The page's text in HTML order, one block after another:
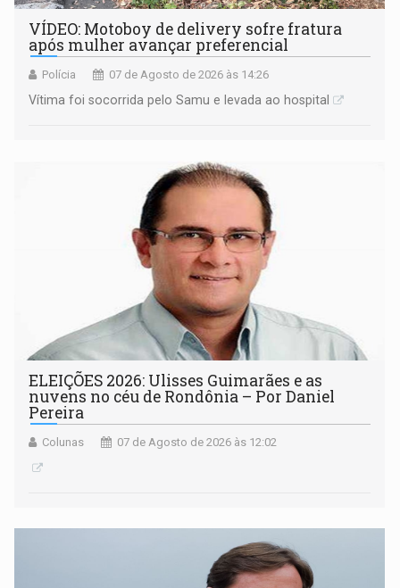
VÍDEO: Motoboy de delivery sofre fratura
após mulher avançar preferencial
Polícia 07 de Agosto de 2026 às 14:26
Vítima foi socorrida pelo Samu e levada ao hospital
ELEIÇÕES 2026: Ulisses Guimarães e as
nuvens no céu de Rondônia – Por Daniel
Pereira
Colunas 07 de Agosto de 2026 às 12:02